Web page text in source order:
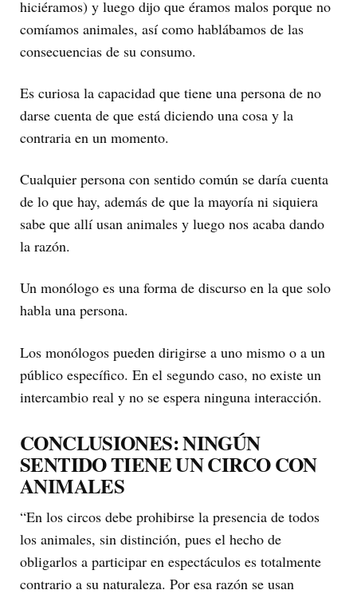
hiciéramos) y luego dijo que éramos malos porque no
comíamos animales, así como hablábamos de las
consecuencias de su consumo.
Es curiosa la capacidad que tiene una persona de no
darse cuenta de que está diciendo una cosa y la
contraria en un momento.
Cualquier persona con sentido común se daría cuenta
de lo que hay, además de que la mayoría ni siquiera
sabe que allí usan animales y luego nos acaba dando
la razón.
Un monólogo es una forma de discurso en la que solo
habla una persona.
Los monólogos pueden dirigirse a uno mismo o a un
público específico. En el segundo caso, no existe un
intercambio real y no se espera ninguna interacción.
CONCLUSIONES: NINGÚN
SENTIDO TIENE UN CIRCO CON
ANIMALES
“En los circos debe prohibirse la presencia de todos
los animales, sin distinción, pues el hecho de
obligarlos a participar en espectáculos es totalmente
contrario a su naturaleza. Por esa razón se usan